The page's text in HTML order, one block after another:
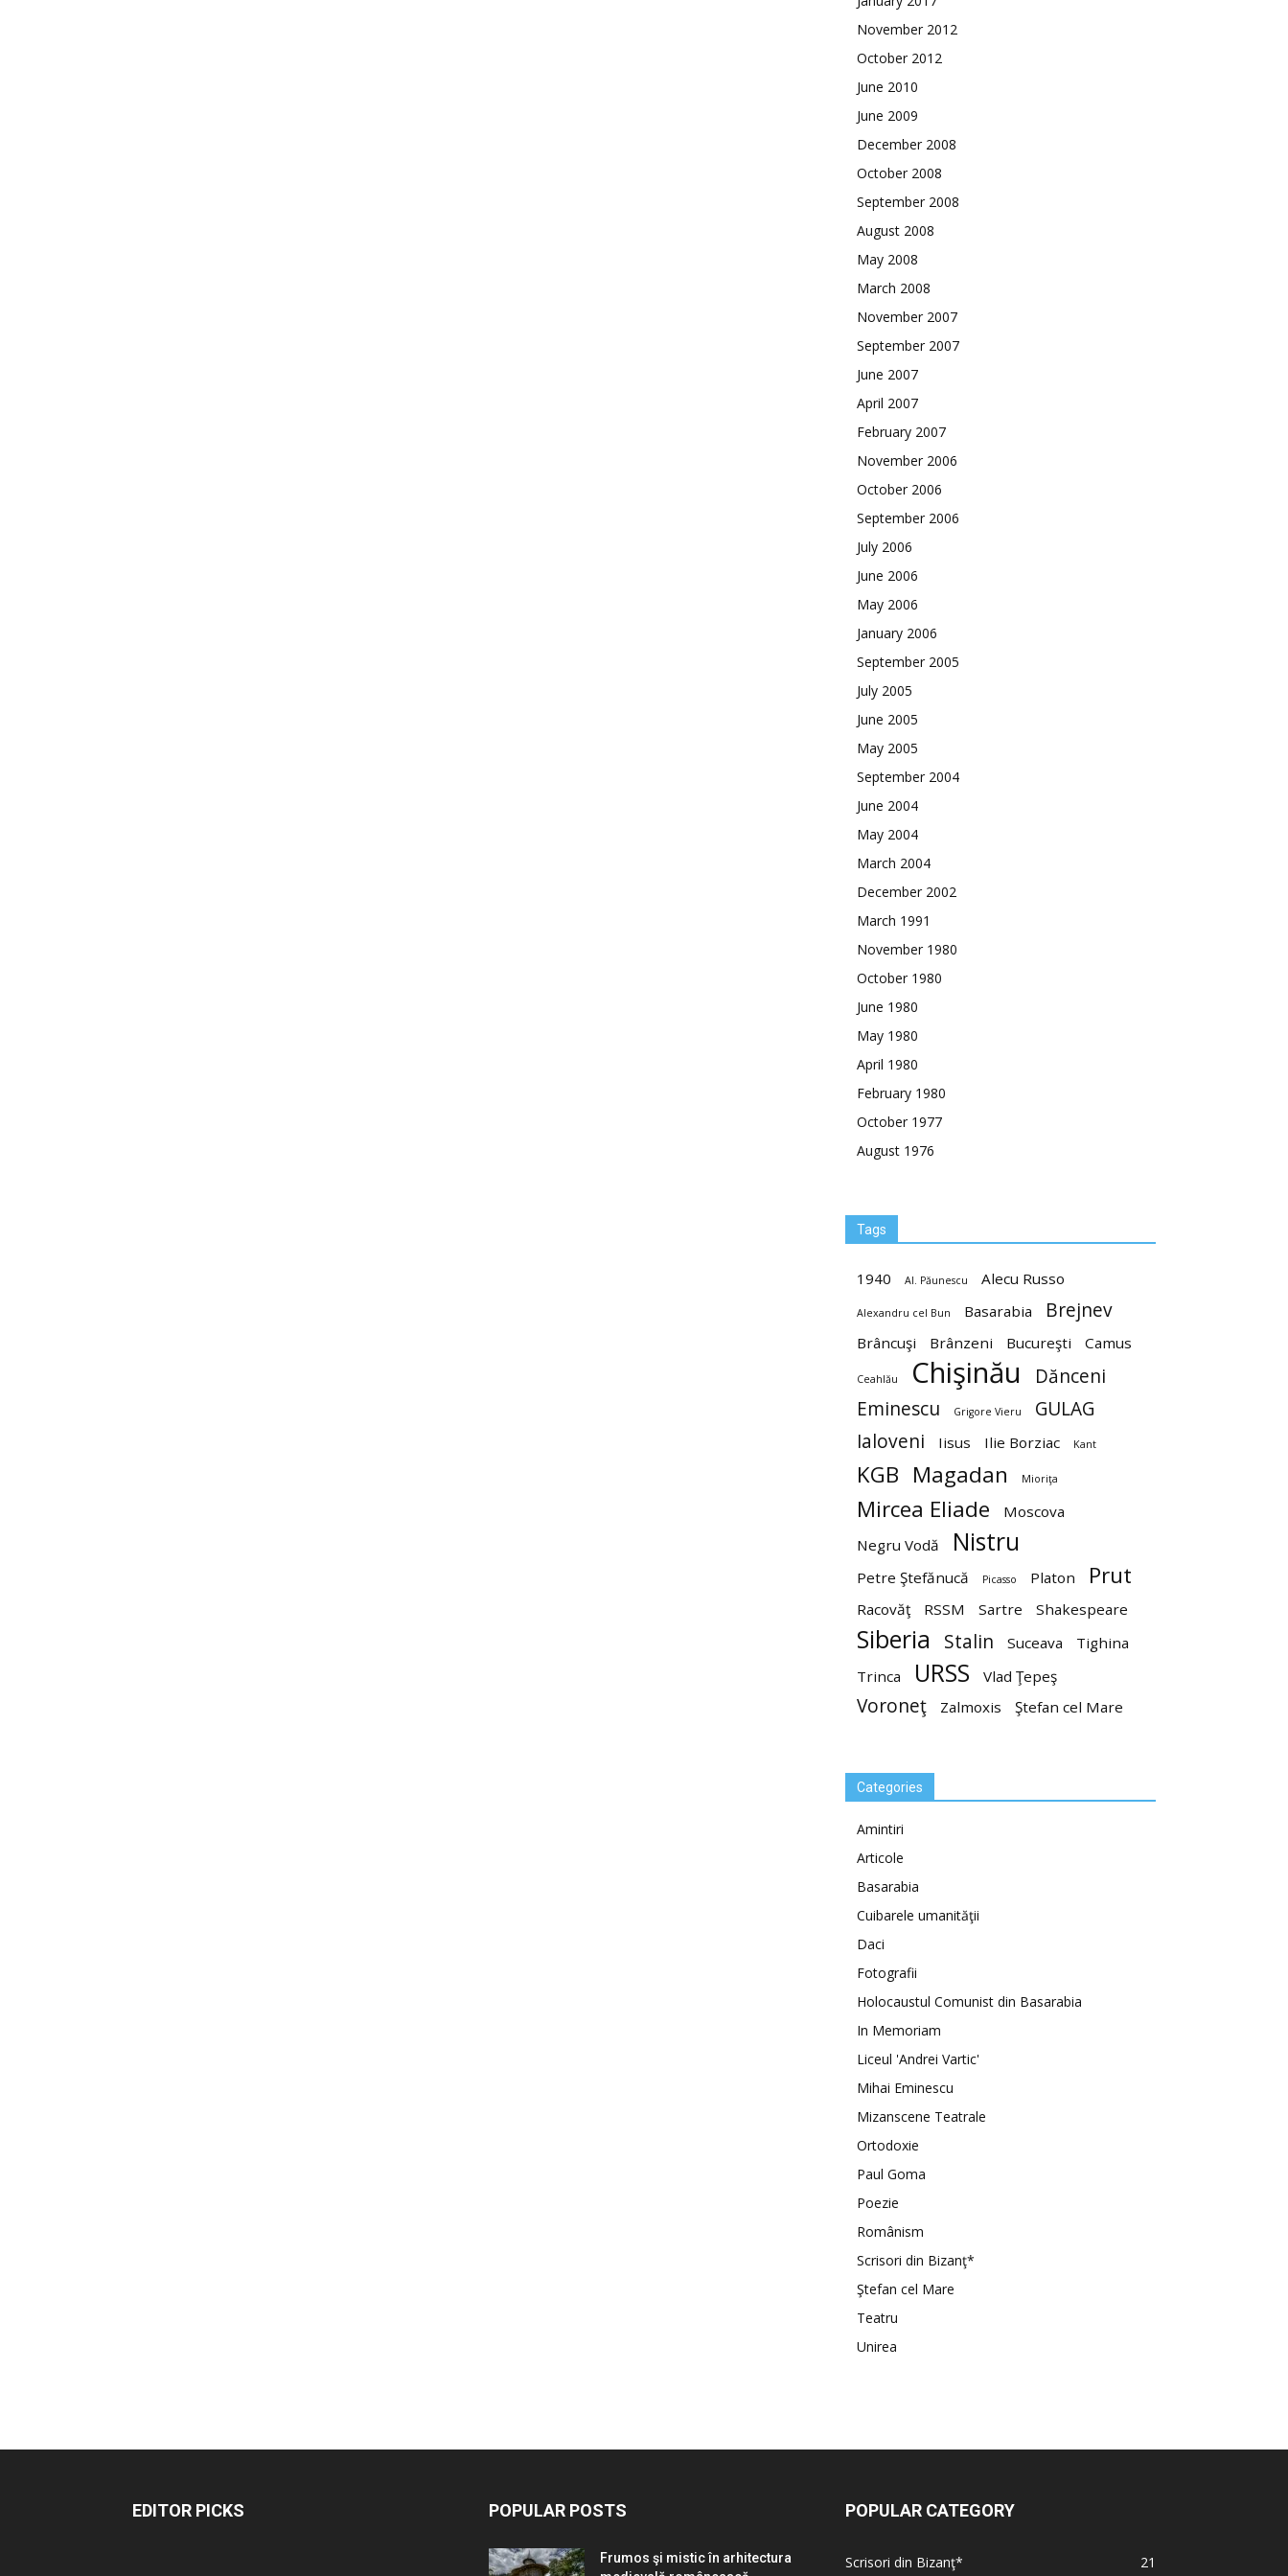
November 2012
October 2012
June 2010
June 2009
December 2008
October 2008
September 2008
August 2008
May 2008
March 2008
November 2007
September 2007
June 2007
April 2007
February 2007
November 2006
October 2006
September 2006
July 2006
June 2006
May 2006
January 2006
September 2005
July 2005
June 2005
May 2005
September 2004
June 2004
May 2004
March 2004
December 2002
March 1991
November 1980
October 1980
June 1980
May 1980
April 1980
February 1980
October 1977
August 1976
Tags
1940 Al. Păunescu Alecu Russo
Alexandru cel Bun Basarabia Brejnev
Brâncuşi Brânzeni Bucureşti Camus
Ceahlău Chişinău
Dănceni
Eminescu
Grigore Vieru
GULAG
Ialoveni
Iisus Ilie Borziac Kant
KGB Magadan Mioriţa
Mircea Eliade
Moscova
Negru Vodă
Nistru
Petre Ştefănucă Picasso Platon Prut
Racovăţ RSSM Sartre Shakespeare
Siberia Stalin Suceava
Tighina
Trinca
URSS Vlad Ţepeş
Voroneţ Zalmoxis Ştefan cel Mare
Categories
Amintiri
Articole
Basarabia
Cuibarele umanităţii
Daci
Fotografii
Holocaustul Comunist din Basarabia
In Memoriam
Liceul 'Andrei Vartic'
Mihai Eminescu
Mizanscene Teatrale
Ortodoxie
Paul Goma
Poezie
Românism
Scrisori din Bizanţ*
Ştefan cel Mare
Teatru
Unirea
EDITOR PICKS POPULAR POSTS
Frumos şi mistic în arhitectura
POPULAR CATEGORY
Scrisori din Bizanţ* 21